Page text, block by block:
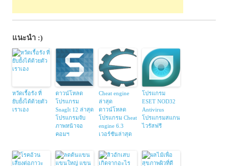
แนะนำ :)
หวัดเรื้อรัง ที่
ยับยั้งได้ด้วยตัว
เราเอง
ดาวน์โหลด
โปรแกรม
SnagIt 12 ล่าสุด
โปรแกรมจับ
ภาพหน้าจอ
คอมฯ
Cheat engine
ล่าสุด
ดาวน์โหลด
โปรแกรม Cheat
engine 6.3
เวอร์ชันล่าสุด
โปรแกรม
ESET NOD32
Antivirus
โปรแกรมสแกน
ไวรัสฟรี